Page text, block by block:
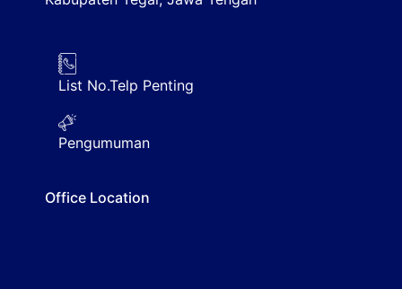
List No.Telp Penting
Pengumuman
Office Location